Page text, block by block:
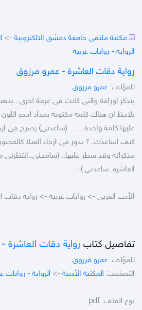
مكتبة ملتقى جامعة دمشق الالكترونية ->
الرواية - روايات عربية
رواية دقات العاشرة - عمرو مرزوق
للمؤلف: عمرو مرزوق
يتذكر اوراقة والتى كانت فى غرفة اخرى
يلاحظ ان هناك كلمة مكتوبة بمداد احمر
عليها كلمة واحدة ... ... (ساعدنى) يصرخ فى
كيف اساعدك..؟ يدور فى ارجاء الفيلا
مذكراتة وقد سطر عليها.. (سامحنى..انتظرنى
العاشرة..ساعدنى ) -
الأدب العربي -> روايات عربية -> رواية
تفاصيل كتاب رواية دقات
للمؤلف: عمرو مرزوق
التصنيف: المكتبة الأدبية -> الرواية - روايات
نوع الملف: pdf